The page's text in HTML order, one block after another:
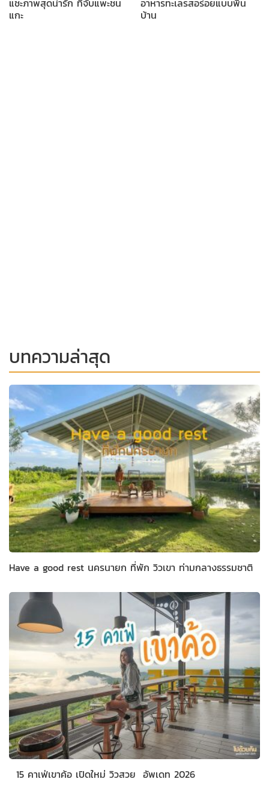
แชะภาพสุดน่ารัก ที่จับแพะชน
แกะ
อาหารทะเลรสอร่อยแบบพื้น
บ้าน
บทความล่าสุด
Have a good rest นครนายก ที่พัก วิวเขา ท่ามกลางธรรมชาติ
15 คาเฟ่เขาค้อ เปิดใหม่ วิวสวย อัพเดท 2026